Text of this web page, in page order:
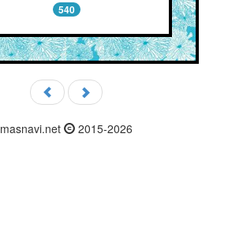
540
masnavi.net 2015-2026